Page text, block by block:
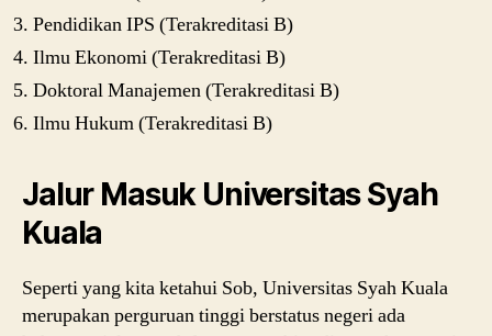
Pendidikan IPS (Terakreditasi B)
Ilmu Ekonomi (Terakreditasi B)
Doktoral Manajemen (Terakreditasi B)
Ilmu Hukum (Terakreditasi B)
Jalur Masuk Universitas Syah
Kuala
Seperti yang kita ketahui Sob, Universitas Syah Kuala
merupakan perguruan tinggi berstatus negeri ada